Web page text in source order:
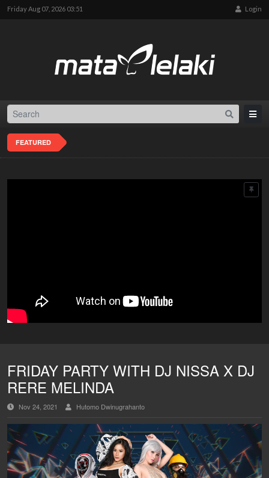
Friday Aug 07, 2026 03:51 Login
FEATURED
FRIDAY PARTY WITH DJ NISSA X DJ
RERE MELINDA
Nov 24, 2021 Hutomo Dwinugrahanto